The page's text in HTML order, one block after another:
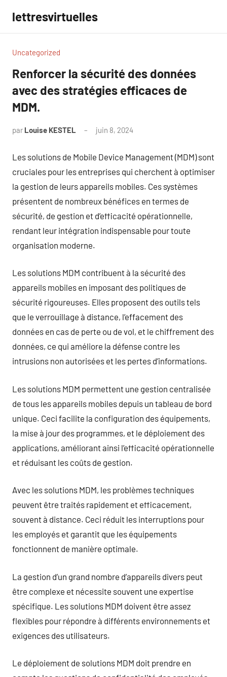
contenu
lettresvirtuelles
Uncategorized
Renforcer la sécurité des données
avec des stratégies efficaces de
MDM.
par Louise KESTEL juin 8, 2024
Les solutions de Mobile Device Management (MDM) sont
cruciales pour les entreprises qui cherchent à optimiser
la gestion de leurs appareils mobiles. Ces systèmes
présentent de nombreux bénéfices en termes de
sécurité, de gestion et d’efficacité opérationnelle,
rendant leur intégration indispensable pour toute
organisation moderne.
Les solutions MDM contribuent à la sécurité des
appareils mobiles en imposant des politiques de
sécurité rigoureuses. Elles proposent des outils tels
que le verrouillage à distance, l’effacement des
données en cas de perte ou de vol, et le chiffrement des
données, ce qui améliore la défense contre les
intrusions non autorisées et les pertes d’informations.
Les solutions MDM permettent une gestion centralisée
de tous les appareils mobiles depuis un tableau de bord
unique. Ceci facilite la configuration des équipements,
la mise à jour des programmes, et le déploiement des
applications, améliorant ainsi l’efficacité opérationnelle
et réduisant les coûts de gestion.
Avec les solutions MDM, les problèmes techniques
peuvent être traités rapidement et efficacement,
souvent à distance. Ceci réduit les interruptions pour
les employés et garantit que les équipements
fonctionnent de manière optimale.
La gestion d’un grand nombre d’appareils divers peut
être complexe et nécessite souvent une expertise
spécifique. Les solutions MDM doivent être assez
flexibles pour répondre à différents environnements et
exigences des utilisateurs.
Le déploiement de solutions MDM doit prendre en